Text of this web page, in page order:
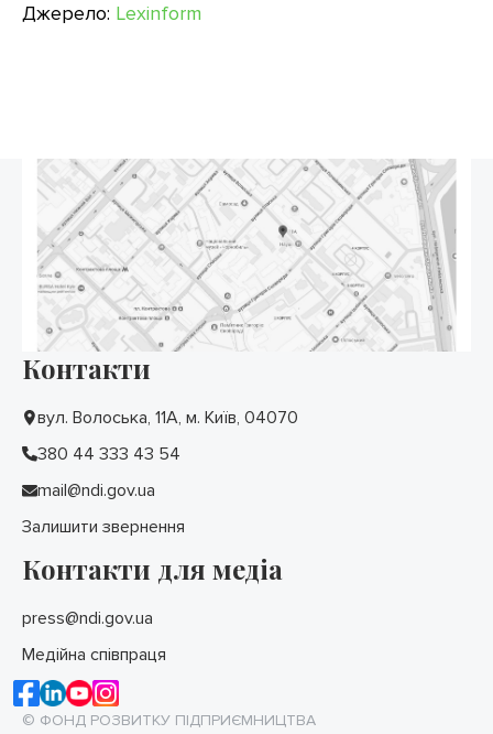
Джерело: Lexinform
Контакти
вул. Волоська, 11А, м. Київ, 04070
380 44 333 43 54
mail@ndi.gov.ua
Залишити звернення
Контакти для медіа
press@ndi.gov.ua
Медійна співпраця
© ФОНД РОЗВИТКУ ПІДПРИЄМНИЦТВА